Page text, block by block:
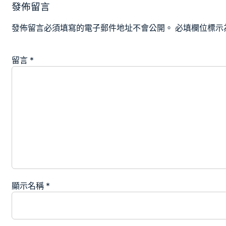
發佈留言
發佈留言必須填寫的電子郵件地址不會公開。 必填欄位標
留言 *
顯示名稱 *